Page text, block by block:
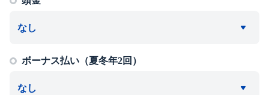
ボーナス払い（夏冬年2回）